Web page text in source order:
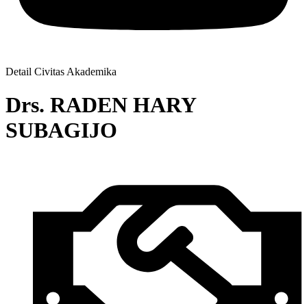
Detail Civitas Akademika
Drs. RADEN HARY
SUBAGIJO